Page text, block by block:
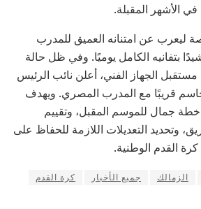
في الأشهر المقبلة.
ليعرب عن امتنانه العميق للمدرب
بتفانيه الكامل يوميًا. وفي ظل حالة
الجهاز الفني، أعلن نائب الرئيس
قريبًا مع المدرب المصري. ويهدف
خطة جمال للموسم المقبل، وتقييم
وتحديد التعديلات اللازمة للحفاظ على
القدم الوطنية.
الزمالك جميع الأخبار كرة القدم